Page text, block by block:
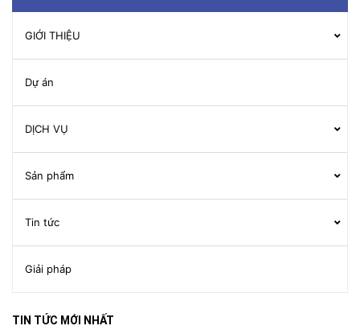
GIỚI THIỆU
Dự án
DỊCH VỤ
Sản phẩm
Tin tức
Giải pháp
TIN TỨC MỚI NHẤT